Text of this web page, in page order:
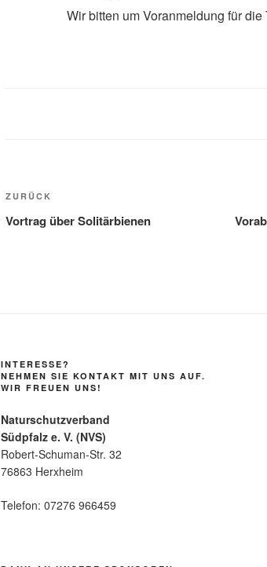
Wir bitten um Voranmeldung für
Beitragsnavigation
Vorheriger
Beitrag
ZURÜCK
Vortrag über Solitärbienen
INTERESSE?
NEHMEN SIE KONTAKT MIT UNS AUF.
WIR FREUEN UNS!
Naturschutzverband
Südpfalz e. V. (NVS)
Robert-Schuman-Str. 32
76863 Herxheim
Telefon: 07276 966459